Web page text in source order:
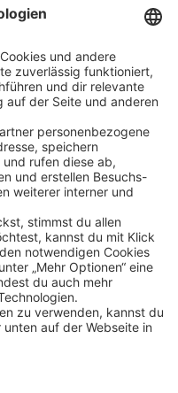
zu sehen.
Einstellungen